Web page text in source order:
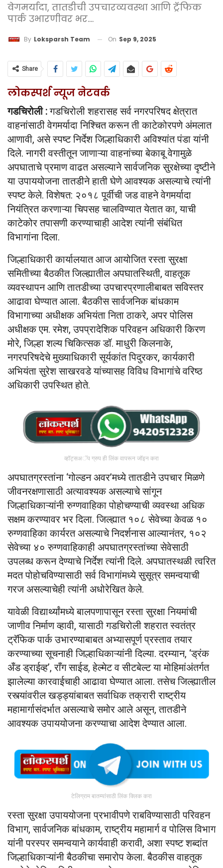
वेगमर्यादा, तातडीची उपचारव्यवस्था आणि ट्रॅफिक
पार्क उभारणीवर भर....
By Loksparsh Team On Sep 9, 2025
Share
लोकस्पर्श न्यूज नेटवर्क
गडचिरोली :गडचिरोली शहरासह सर्व नगरपरिषद क्षेत्रात
वाहनांसाठी वेगमर्यादा निश्चित करून ती काटेकोरपणे अंमलात
आणावी, असे स्पष्ट निर्देश जिल्हाधिकारी अविश्यांत पंडा यांनी
दिले. नागरी वस्तीतून जाणाऱ्या वाहनांच्या बेकाबू वेगामुळे
अपघाताचे प्रमाण वाढत असल्याने सार्वजनिक सुरक्षेच्या दृष्टीने
या उपाययोजना तातडीने हाती घेणे आवश्यक असल्याचे त्यांनी
स्पष्ट केले. विशेषत: २०१८ पूर्वीची जड वाहने वेगमर्यादा
नियंत्रित करणाऱ्या चिपसह चालविण्यात येतात का, याची
काटेकोर तपासणी करण्याचाही आदेश त्यांनी संबंधित
विभागांना दिला.
जिल्हाधिकारी कार्यालयात आज आयोजित रस्ता सुरक्षा
समितीच्या बैठकीत जिल्ह्यातील अपघातस्थिती, वाहतूक
व्यवस्थापन आणि तातडीच्या उपचारप्रणालीबाबत सविस्तर
आढावा घेण्यात आला. बैठकीस सार्वजनिक बांधकाम
विभागाच्या अधीक्षक अभियंता निता ठाकरे, अपर पोलिस
अधीक्षक एम. रमेश, उपप्रादेशिक परिवहन अधिकारी किरण
मोरे, जिल्हा शल्य चिकित्सक डॉ. माधुरी किलनाके,
नगरपरिषदेचे मुख्याधिकारी सूर्यकांत पिदुरकर, कार्यकारी
अभियंता सुरेश साखरवडे यांच्यासह विविध विभागांचे वरिष्ठ
अधिकारी उपस्थित होते.
व्हॉट्सअॅप ग्रुप ही लिंक वापरून जॉइन करा
अपघातग्रस्तांना ‘गोल्डन अवर’मध्ये तातडीने उपचार मिळणे
जीवनरक्षणासाठी अत्यावश्यक असल्याचे सांगून
जिल्हाधिकाऱ्यांनी रुग्णवाहिका पोहोचण्याची व्यवस्था अधिक
सक्षम करण्यावर भर दिला. जिल्ह्यात १०८ सेवेच्या केवळ १०
रुग्णवाहिका कार्यरत असल्याचे निदर्शनास आल्यानंतर, १०२
सेवेच्या ४० रुग्णवाहिकाही अपघातग्रस्तांच्या सेवेसाठी
उपलब्ध करून देण्याचे निर्देश त्यांनी दिले. अपघातस्थळी त्वरित
मदत पोहोचविण्यासाठी सर्व विभागांमध्ये सुसूत्र समन्वयाची
गरज असल्याचेही त्यांनी अधोरेखित केले.
यावेळी विद्यार्थ्यांमध्ये बालपणापासून रस्ता सुरक्षा नियमांची
जाणीव निर्माण व्हावी, यासाठी गडचिरोली शहरात स्वतंत्र
ट्रॅफिक पार्क उभारण्याबाबत अभ्यासपूर्ण प्रस्ताव तयार
करण्याच्या सूचनाही जिल्हाधिकाऱ्यांनी दिल्या. दरम्यान, ‘ड्रंक
अँड ड्राईव्ह’, राँग साईड, हेल्मेट व सीटबेल्ट या मोहिमांअंतर्गत
झालेल्या कारवाईचाही आढावा घेण्यात आला. तसेच जिल्ह्यातील
रस्त्यांवरील खड्ड्यांबाबत सर्वाधिक तक्रारी राष्ट्रीय
महामार्गासंदर्भात असल्याचे समोर आले असून, तातडीने
आवश्यक उपाययोजना करण्याचा आदेश देण्यात आला.
टेलिग्राम बातम्यांसाठी लिंक क्लिक करा
रस्ता सुरक्षा उपाययोजना प्रभावीपणे राबविण्यासाठी परिवहन
विभाग, सार्वजनिक बांधकाम, राष्ट्रीय महामार्ग व पोलिस विभाग
यांनी परस्पर समन्वयाने कार्यवाही करावी, अशा स्पष्ट शब्दांत
जिल्हाधिकाऱ्यांनी बैठकीचा समारोप केला. बैठकीस वाहतूक